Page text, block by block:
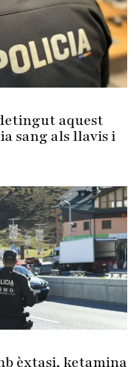
aquest
sang als llavis i
èxtasi, ketamina